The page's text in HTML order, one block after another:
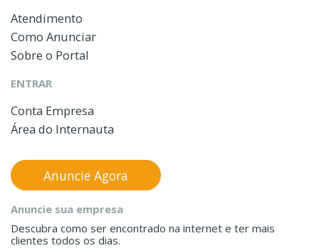
Atendimento
Como Anunciar
Sobre o Portal
ENTRAR
Conta Empresa
Área do Internauta
Anuncie sua empresa
Descubra como ser encontrado na internet e ter mais
clientes todos os dias.
Anuncie Agora